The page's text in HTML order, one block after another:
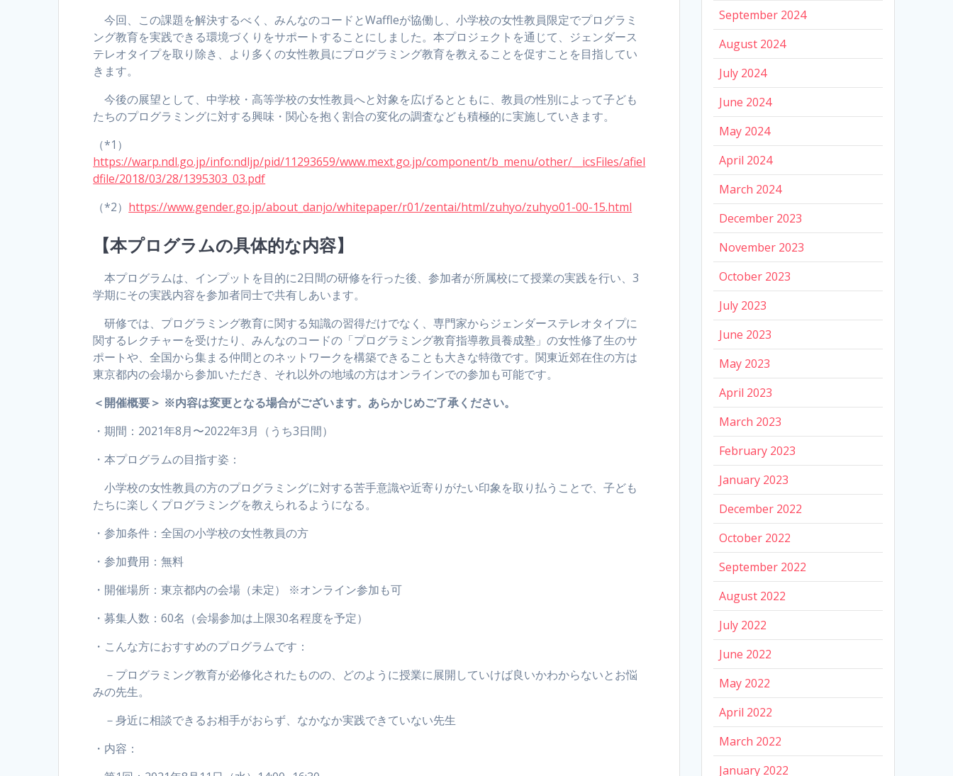
今回、この課題を解決するべく、みんなのコードとWaffleが協働し、小学校の女性教員限定でプログラミ
ング教育を実践できる環境づくりをサポートすることにしました。本プロジェクトを通じて、ジェンダース
テレオタイプを取り除き、より多くの女性教員にプログラミング教育を教えることを促すことを目指してい
きます。
今後の展望として、中学校・高等学校の女性教員へと対象を広げるとともに、教員の性別によって子ども
たちのプログラミングに対する興味・関心を抱く割合の変化の調査なども積極的に実施していきます。
（*1）
https://warp.ndl.go.jp/info:ndljp/pid/11293659/www.mext.go.jp/component/b_menu/other/__icsFiles/afiel
dfile/2018/03/28/1395303_03.pdf
（*2） https://www.gender.go.jp/about_danjo/whitepaper/r01/zentai/html/zuhyo/zuhyo01-00-15.html
【本プログラムの具体的な内容】
本プログラムは、インプットを目的に2日間の研修を行った後、参加者が所属校にて授業の実践を行い、3
学期にその実践内容を参加者同士で共有しあいます。
研修では、プログラミング教育に関する知識の習得だけでなく、専門家からジェンダーステレオタイプに
関するレクチャーを受けたり、みんなのコードの「プログラミング教育指導教員養成塾」の女性修了生のサ
ポートや、全国から集まる仲間とのネットワークを構築できることも大きな特徴です。関東近郊在住の方は
東京都内の会場から参加いただき、それ以外の地域の方はオンラインでの参加も可能です。
＜開催概要＞ ※内容は変更となる場合がございます。あらかじめご了承ください。
・期間：2021年8月〜2022年3月（うち3日間）
・本プログラムの目指す姿：
小学校の女性教員の方のプログラミングに対する苦手意識や近寄りがたい印象を取り払うことで、子ども
たちに楽しくプログラミングを教えられるようになる。
・参加条件：全国の小学校の女性教員の方
・参加費用：無料
・開催場所：東京都内の会場（未定） ※オンライン参加も可
・募集人数：60名（会場参加は上限30名程度を予定）
・こんな方におすすめのプログラムです：
－プログラミング教育が必修化されたものの、どのように授業に展開していけば良いかわからないとお悩
みの先生。
－身近に相談できるお相手がおらず、なかなか実践できていない先生
・内容：
September 2024
August 2024
July 2024
June 2024
May 2024
April 2024
March 2024
December 2023
November 2023
October 2023
July 2023
June 2023
May 2023
April 2023
March 2023
February 2023
January 2023
December 2022
October 2022
September 2022
August 2022
July 2022
June 2022
May 2022
April 2022
March 2022
January 2022